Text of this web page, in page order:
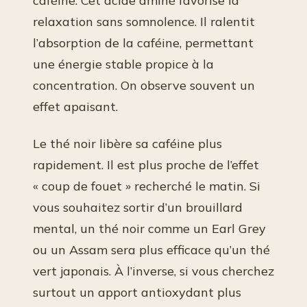
relaxation sans somnolence. Il ralentit
l’absorption de la caféine, permettant
une énergie stable propice à la
concentration. On observe souvent un
effet apaisant.
Le thé noir libère sa caféine plus
rapidement. Il est plus proche de l’effet
« coup de fouet » recherché le matin. Si
vous souhaitez sortir d’un brouillard
mental, un thé noir comme un Earl Grey
ou un Assam sera plus efficace qu’un thé
vert japonais. À l’inverse, si vous cherchez
surtout un apport antioxydant plus